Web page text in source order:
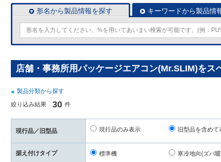
形名から製品情報を探す キーワードから製品情
店舗・事務所用パッケージエアコン(Mr.SLIM)をス
製品分類から探す
絞り込み結果
30 件
現行品／旧型品 現行品のみ表示 旧型品を含めて
据え付けタイプ 標準機 寒冷地向(ズバ